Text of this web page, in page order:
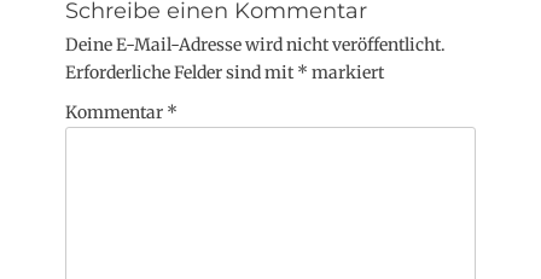
Schreibe einen Kommentar
Deine E-Mail-Adresse wird nicht veröffentlicht.
Erforderliche Felder sind mit * markiert
Kommentar *